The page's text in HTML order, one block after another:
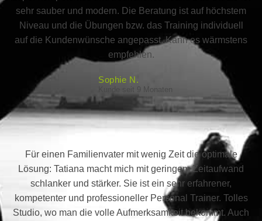
sehr sauber und modern. Die Beratung ist auf höchstem
Niveau und die Übungen bzw. das Training individuell
auf die Kundenwünsche angepasst. Kann es wärmstens
empfehlen.
Sophie N.
Kunde seit 9 Monaten
Für einen Familienvater mit wenig Zeit die optimale
Lösung: Tatiana macht mich mit geringem Zeitaufwand
schlanker und stärker. Sie ist ein sehr erfahrener,
kompetenter und professioneller Personal Trainer. Tolles
Studio, wo man die volle Aufmerksamkeit bekommt. Auch